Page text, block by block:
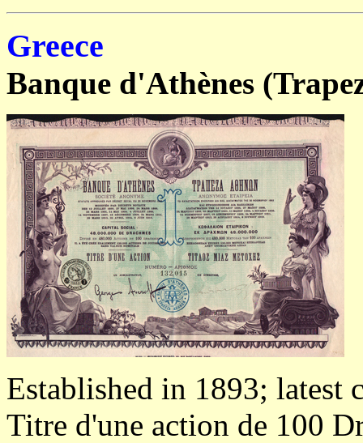
Greece
Banque d'Athènes
Established in 1893; latest
Titre d'une action de 100